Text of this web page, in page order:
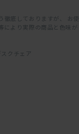
徹底しておりますが、 お使
により実際の商品と色味が
クチェア